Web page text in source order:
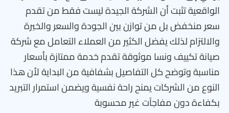
الواقعية تثبت أن الشركة الجيدة ليست فقط من تقدم
سعر منخفض بل من توازن بين الجودة والسعر والخبرة
والالتزام لذلك يفضل الكثير من العملاء التعامل مع شركة
صيانة تكييف ونسا موثوقة تقدم خدمة ممتازة بأسعار
مناسبة وتوضح كل التفاصيل بشفافية من البداية لأن هذا
النوع من الشركات يمنح راحة نفسية ويضمن استمرار التبريد
بكفاءة دون مفاجآت غير محسوبة